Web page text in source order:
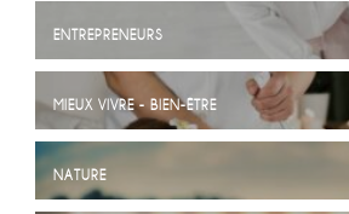
ENTREPRENEURS
MIEUX VIVRE - BIEN-ÊTRE
NATURE